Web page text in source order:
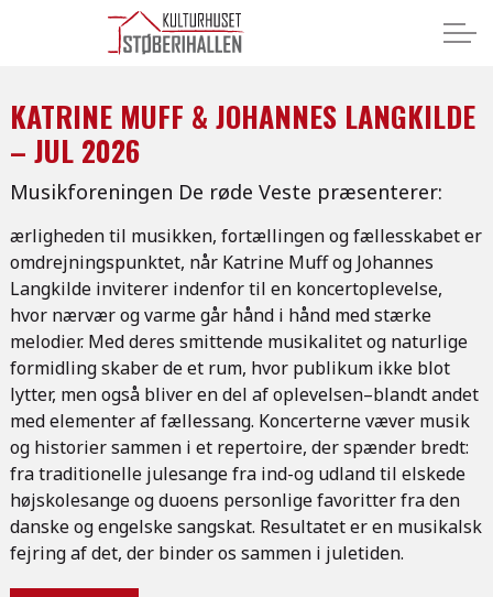
KATRINE MUFF & JOHANNES LANGKILDE
– JUL 2026
Musikforeningen De røde Veste præsenterer:
ærligheden til musikken, fortællingen og fællesskabet er
omdrejningspunktet, når Katrine Muff og Johannes
Langkilde inviterer indenfor til en koncertoplevelse,
hvor nærvær og varme går hånd i hånd med stærke
melodier. Med deres smittende musikalitet og naturlige
formidling skaber de et rum, hvor publikum ikke blot
lytter, men også bliver en del af oplevelsen–blandt andet
med elementer af fællessang. Koncerterne væver musik
og historier sammen i et repertoire, der spænder bredt:
fra traditionelle julesange fra ind-og udland til elskede
højskolesange og duoens personlige favoritter fra den
danske og engelske sangskat. Resultatet er en musikalsk
fejring af det, der binder os sammen i juletiden.